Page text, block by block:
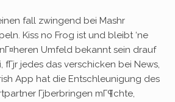
fall zwingend bei Mashr
Kiss no Frog ist und bleibt ‘ne
Umfeld bekannt sein drauf
jedes das verschicken bei News,
App hat die Entschleunigung des
Гјberbringen mГ¶chte,